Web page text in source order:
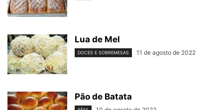
Lua de Mel
DOCES E SOBREMESAS 11 de agosto de 2022
Pão de Batata